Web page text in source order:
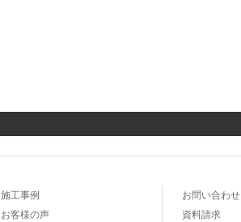
施工事例
お客様の声
お問い合わせ
資料請求